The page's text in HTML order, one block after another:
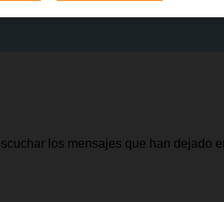
los mensajes que han dejado